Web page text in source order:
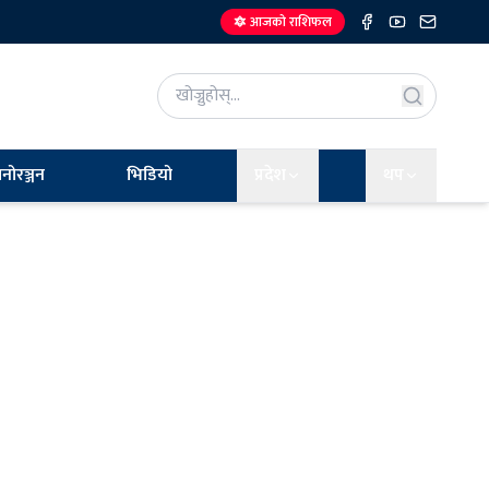
🔯 आजको राशिफल
भिडियो